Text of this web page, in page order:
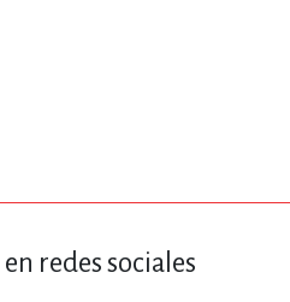
redes sociales